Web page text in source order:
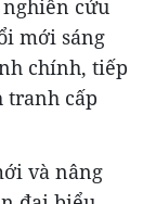
cứu
mới sáng
chính, tiếp
tranh cấp
và nâng